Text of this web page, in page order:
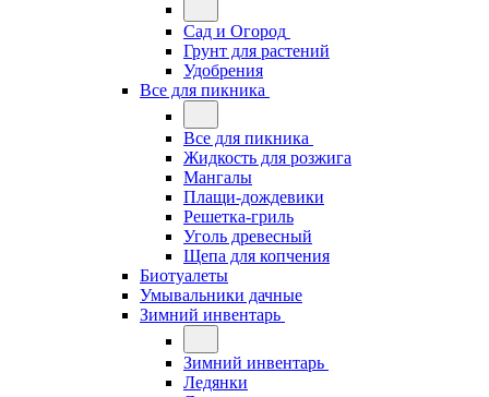
Сад и Огород
Грунт для растений
Удобрения
Все для пикника
Все для пикника
Жидкость для розжига
Мангалы
Плащи-дождевики
Решетка-гриль
Уголь древесный
Щепа для копчения
Биотуалеты
Умывальники дачные
Зимний инвентарь
Зимний инвентарь
Ледянки